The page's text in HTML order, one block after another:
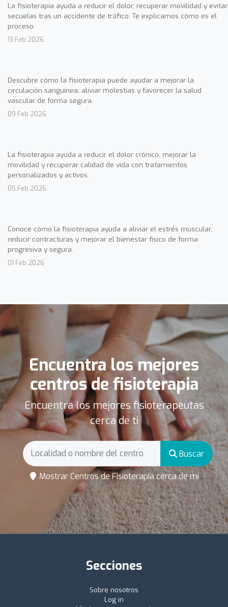
La fisioterapia ayuda a reducir el dolor, recuperar movilidad y evitar
secuelas tras un accidente de tráfico. Te explicamos cómo es el
proceso.
13 Feb 2026
Descubre cómo la fisioterapia puede ayudar a mejorar la
circulación sanguínea, aliviar molestias y favorecer la salud
vascular de forma segura.
09 Feb 2026
La fisioterapia ayuda a reducir el dolor crónico, mejorar la
movilidad y recuperar calidad de vida con tratamientos
personalizados y activos.
05 Feb 2026
Conoce cómo la fisioterapia ayuda a aliviar el estrés muscular,
reducir contracturas y mejorar el bienestar físico de forma
progresiva y segura.
01 Feb 2026
Encuentra los mejores
centros de fisioterapia
Encuentra los mejores fisioterapeutas
cerca de ti
Buscar
Mostrar Centros de Fisioterapia cerca de mí
Secciones
Sobre nosotros
Log in